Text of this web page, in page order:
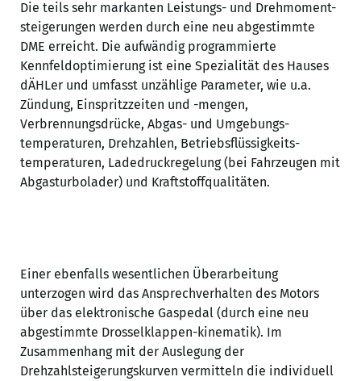
Die teils sehr markanten Leistungs- und Drehmoment-
steigerungen werden durch eine neu abgestimmte
DME erreicht. Die aufwändig programmierte
Kennfeldoptimierung ist eine Spezialität des Hauses
dÄHLer und umfasst unzählige Parameter, wie u.a.
Zündung, Einspritzzeiten und -mengen,
Verbrennungsdrücke, Abgas- und Umgebungs-
temperaturen, Drehzahlen, Betriebsflüssigkeits-
temperaturen, Ladedruckregelung (bei Fahrzeugen mit
Abgasturbolader) und Kraftstoffqualitäten.
Einer ebenfalls wesentlichen Überarbeitung
unterzogen wird das Ansprechverhalten des Motors
über das elektronische Gaspedal (durch eine neu
abgestimmte Drosselklappen-kinematik). Im
Zusammenhang mit der Auslegung der
Drehzahlsteigerungskurven vermitteln die individuell